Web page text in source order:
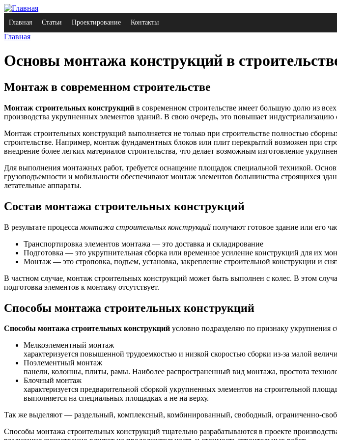
Главная Статьи Проектирование Контакты
Главная
Основы монтажа конструкций в
Монтаж в современном строительстве
Монтаж строительных конструкций в современном строительстве имеет большую долю из
производства укрупненных элементов зданий. В свою очередь, это повышает индустриализацию
Монтаж строительных конструкций выполняется не только при строительстве полностью
строительстве. Например, монтаж фундаментных блоков или плит перекрытий возможен при
внедрение более легких материалов строительства, что делает возможным изготовление
Для выполнения монтажных работ, требуется оснащение площадок специальной техникой.
грузоподъемности и мобильности обеспечивают монтаж элементов большинства строящихся
летательные аппараты.
Состав монтажа строительных конструкций
В результате процесса монтажа строительных конструкций получают готовое здание или его
Транспортировка элементов монтажа — это доставка и складирование
Подготовка — это укрупнительная сборка или временное усиление конструкций для их
Монтаж — это строповка, подъем, установка, закрепление строительной конструкции и
В частном случае, монтаж строительных конструкций может быть выполнен с колес. В этом
подготовка элементов к монтажу отсутствует.
Способы монтажа строительных конструкций
Способы монтажа строительных конструкций условно подразделяю по признаку укрупнения
Мелкоэлементный монтаж
характеризуется повышенной трудоемкостью и низкой скоростью сборки из-за малой
Поэлементный монтаж
панели, колонны, плиты, рамы. Наиболее распространенный вид монтажа, простота
Блочный монтаж
характеризуется предварительной сборкой укрупненных элементов на строительной
выполняется на специальных площадках а не на верху.
Так же выделяют — раздельный, комплексный, комбинированный, свободный, ограниченно-
Способы монтажа строительных конструкций тщательно разрабатываются в проекте